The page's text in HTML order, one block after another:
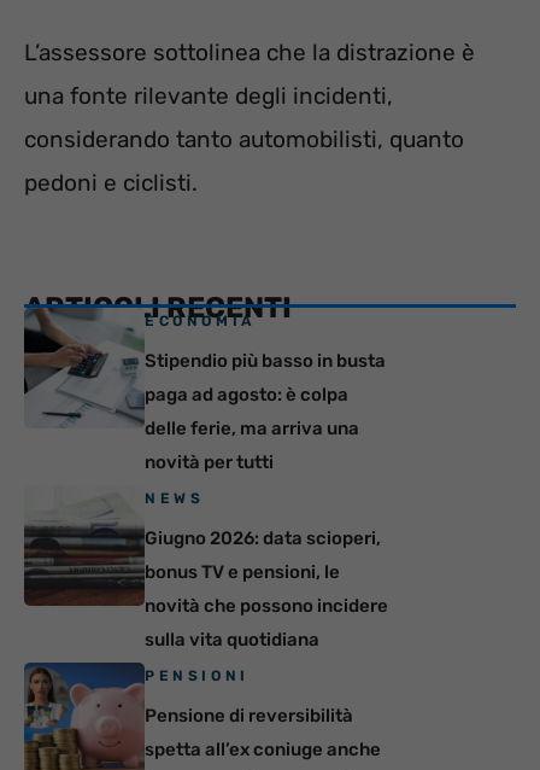
L’assessore sottolinea che la distrazione è
una fonte rilevante degli incidenti,
considerando tanto automobilisti, quanto
pedoni e ciclisti.
ARTICOLI RECENTI
ECONOMIA
Stipendio più basso in busta
paga ad agosto: è colpa
delle ferie, ma arriva una
novità per tutti
NEWS
Giugno 2026: data scioperi,
bonus TV e pensioni, le
novità che possono incidere
sulla vita quotidiana
PENSIONI
Pensione di reversibilità
spetta all’ex coniuge anche